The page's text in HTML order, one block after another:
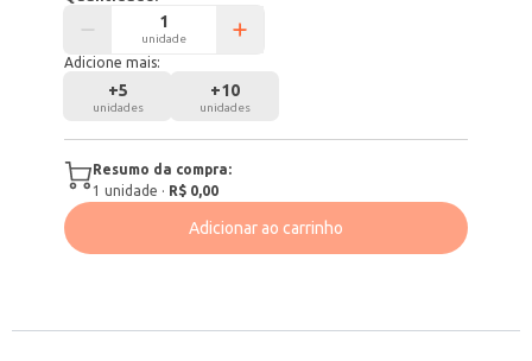
unidade
Adicione mais:
+5
unidades
+10
unidades
Resumo da compra:
1 unidade · R$ 0,00
Adicionar ao carrinho